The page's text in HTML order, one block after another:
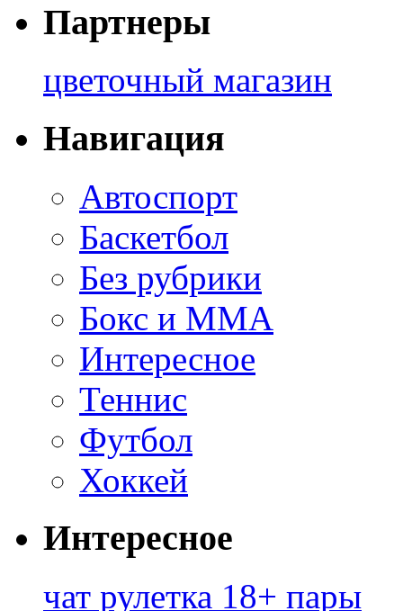
Партнеры
цветочный магазин
Навигация
Автоспорт
Баскетбол
Без рубрики
Бокс и ММА
Интересное
Теннис
Футбол
Хоккей
Интересное
чат рулетка 18+ пары